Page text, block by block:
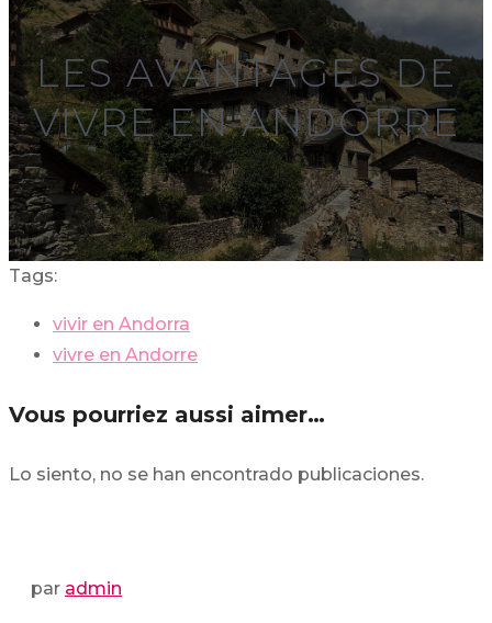
LES AVANTAGES DE
VIVRE EN ANDORRE
Tags:
vivir en Andorra
vivre en Andorre
Vous pourriez aussi aimer…
Lo siento, no se han encontrado publicaciones.
par admin